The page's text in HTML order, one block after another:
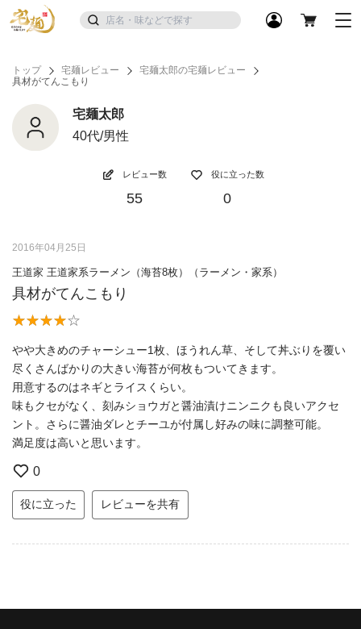
トップ 宅麺レビュー
宅麺太郎の宅麺レビュー
具材がてんこもり
宅麺太郎
40代/男性
レビュー数
55
役に立った数
0
2016年04月25日
王道家 王道家系ラーメン（海苔8枚）（ラーメン・家系）
具材がてんこもり
やや大きめのチャーシュー1枚、ほうれん草、そして丼ぶりを覆い
尽くさんばかりの大きい海苔が何枚もついてきます。
用意するのはネギとライスくらい。
味もクセがなく、刻みショウガと醤油漬けニンニクも良いアクセ
ント。さらに醤油ダレとチーユが付属し好みの味に調整可能。
満足度は高いと思います。
0
役に立った レビューを共有